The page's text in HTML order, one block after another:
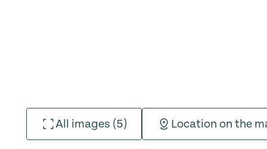
All images (5) Location on the